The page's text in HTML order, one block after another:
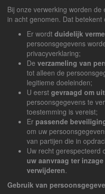
Bij onze verwerking worden
in acht genomen. Dat
Er wordt duidelijk
persoonsgegevens
privacyverklaring;
De verzameling van
tot alleen de
legitieme doeleinden;
U eerst gevraagd om
persoonsgegevens te
toestemming is vereist;
Er passende
om uw
van partijen die in
Uw recht gerespecteerd
uw aanvraag ter
verwijderen.
Gebruik van